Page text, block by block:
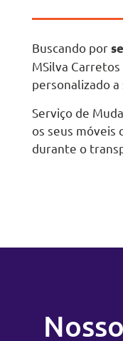
Buscando por
MSilva
personalizado a
Serviço de
os seus móveis
durante o